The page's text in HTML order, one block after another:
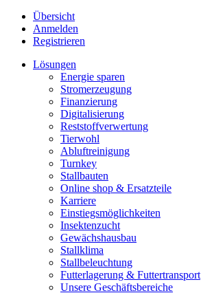
Übersicht
Anmelden
Registrieren
Lösungen
Energie sparen
Stromerzeugung
Finanzierung
Digitalisierung
Reststoffverwertung
Tierwohl
Abluftreinigung
Turnkey
Stallbauten
Online shop & Ersatzteile
Karriere
Einstiegsmöglichkeiten
Insektenzucht
Gewächshausbau
Stallklima
Stallbeleuchtung
Futterlagerung & Futtertransport
Unsere Geschäftsbereiche